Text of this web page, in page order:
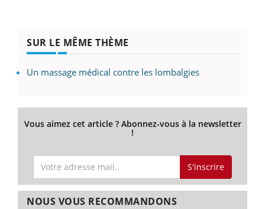
SUR LE MÊME THÈME
Un massage médical contre les lombalgies
Vous aimez cet article ? Abonnez-vous à la newsletter
!
S'inscrire
NOUS VOUS RECOMMANDONS